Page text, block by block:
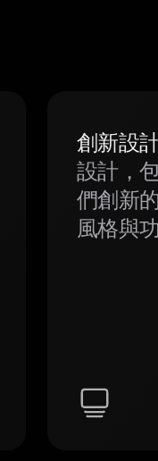
創新設
設計，
們創新
風格與